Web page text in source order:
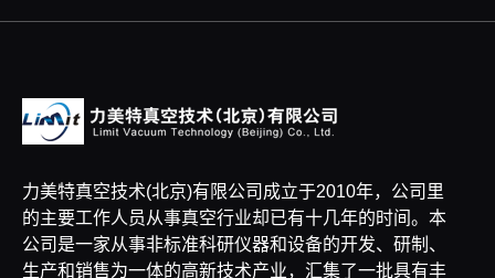
力美特真空技术(北京)有限公司成立于2010年，公司里
的主要工作人员从事真空行业却已有十几年的时间。本
公司是一家从事非标准科研仪器和设备的开发、研制、
生产和销售为一体的高新技术产业，汇集了一批具有丰